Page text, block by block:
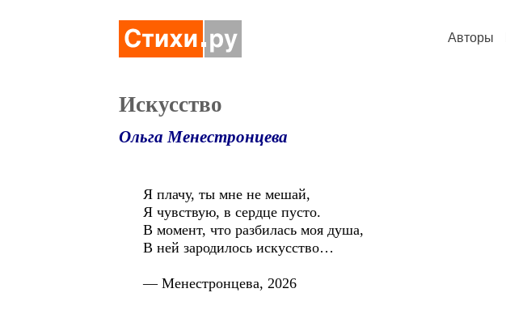
Авторы
Искусство
Ольга Менестронцева
Я плачу, ты мне не мешай,
Я чувствую, в сердце пусто.
В момент, что разбилась моя душа,
В ней зародилось искусство…
— Менестронцева, 2026